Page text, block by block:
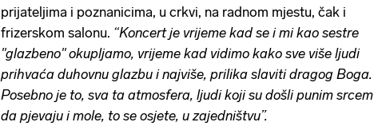
prijateljima i poznanicima, u crkvi, na radnom mjestu, čak i
frizerskom salonu. “Koncert je vrijeme kad se i mi kao sestre
''glazbeno'' okupljamo, vrijeme kad vidimo kako sve više ljudi
prihvaća duhovnu glazbu i najviše, prilika slaviti dragog Boga.
Posebno je to, sva ta atmosfera, ljudi koji su došli punim srcem
da pjevaju i mole, to se osjete, u zajedništvu”.